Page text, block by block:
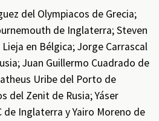
del Olympiacos de Grecia;
de Inglaterra; Steven
en Bélgica; Jorge Carrascal
Juan Guillermo Cuadrado de
Uribe del Porto de
del Zenit de Rusia; Yáser
de Inglaterra y Yairo Moreno de